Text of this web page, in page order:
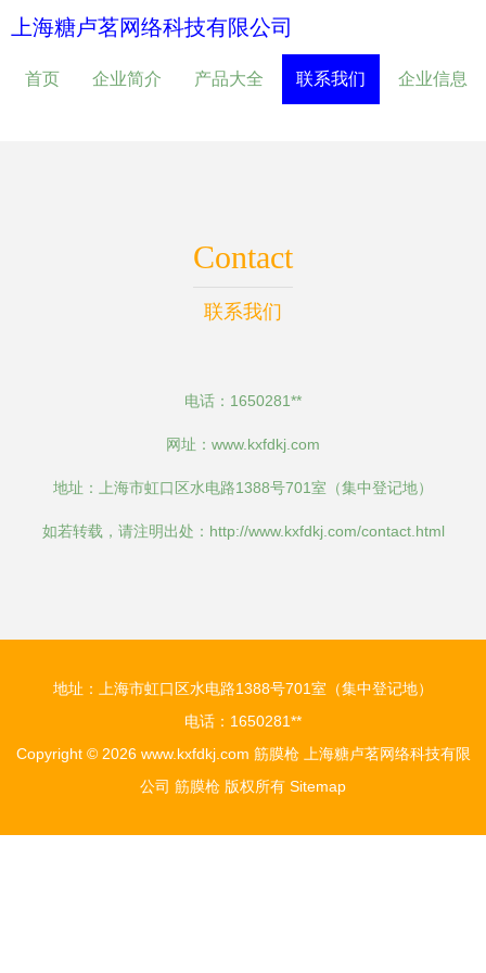
上海糖卢茗网络科技有限公司
首页 企业简介 产品大全 联系我们 企业信息
Contact
联系我们
电话：1650281**
网址： www.kxfdkj.com
地址：上海市虹口区水电路1388号701室（集中登记地）
如若转载，请注明出处：http://www.kxfdkj.com/contact.html
地址：上海市虹口区水电路1388号701室（集中登记地）
电话：1650281**
Copyright © 2026 www.kxfdkj.com 筋膜枪
上海糖卢茗网络科技有限
公司 筋膜枪 版权所有 Sitemap